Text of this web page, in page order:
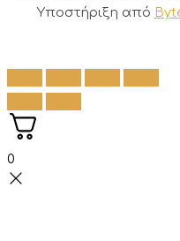
Υποστήριξη από
0